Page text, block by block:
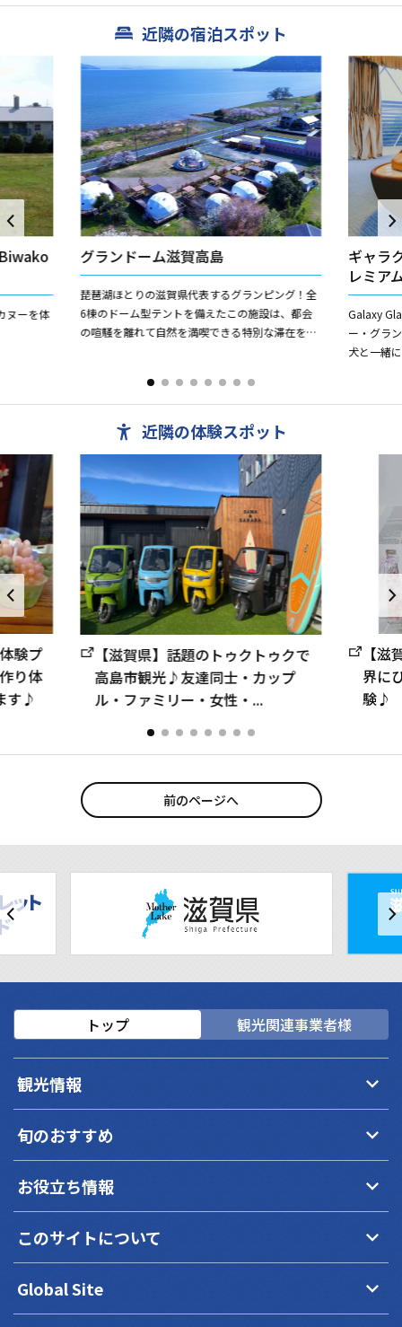
近隣の宿泊スポット
ヌーを体
グランドーム滋賀高島
琵琶湖ほとりの滋賀県代表するグランピング！全
6棟のドーム型テントを備えたこの施設は、都会
の喧騒を離れて自然を満喫できる特別な滞在を提
ギャラ
レミア
Galaxy
ー・グラ
犬と一緒
近隣の体験スポット
験プ
り体
す♪
【滋賀県】話題のトゥクトゥクで
高島市観光♪友達同士・カップ
ル・ファミリー・女性・...
【
界に
験♪
前のページへ
トップ 観光関連事業者様
観光情報 keyboard_arrow_down
旬のおすすめ keyboard_arrow_down
お役立ち情報 keyboard_arrow_down
このサイトについて keyboard_arrow_down
Global Site keyboard_arrow_down